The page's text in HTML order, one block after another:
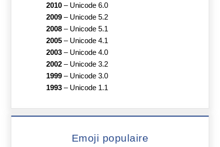
2010– Unicode 6.0
2009– Unicode 5.2
2008– Unicode 5.1
2005– Unicode 4.1
2003– Unicode 4.0
2002– Unicode 3.2
1999– Unicode 3.0
1993– Unicode 1.1
Emoji populaire